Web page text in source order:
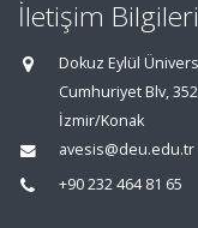
İletişim Bilgileri
Dokuz Eylül
Cumhuriyet Blv,
İzmir/Konak
avesis@deu.edu.tr
+90 232 464 81 65